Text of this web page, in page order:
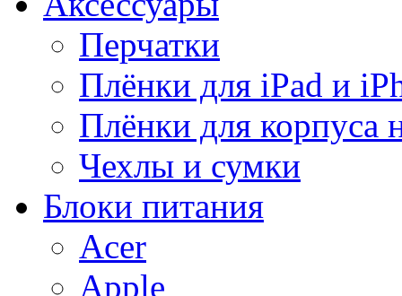
Перчатки
Плёнки для iPad и
Плёнки для корпуса
Чехлы и сумки
Блоки питания
Acer
Apple